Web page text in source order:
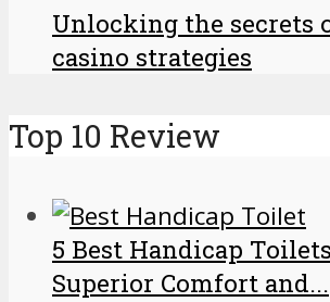
Unlocking the secrets
casino strategies
Top 10 Review
5 Best Handicap
Superior Comfort and...